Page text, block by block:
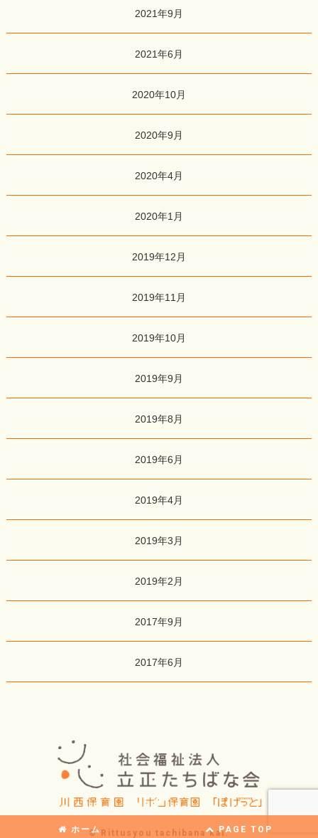
2021年9月
2021年6月
2020年10月
2020年9月
2020年4月
2020年1月
2019年12月
2019年11月
2019年10月
2019年9月
2019年8月
2019年6月
2019年4月
2019年3月
2019年2月
2017年9月
2017年6月
© Rittusyou tachibana kai.
ホーム PAGE TOP